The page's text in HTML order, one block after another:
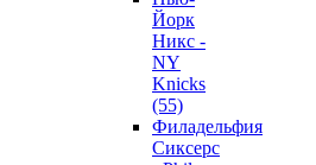
Йорк
Никс -
NY
Knicks
(55)
Филадельфия
Сиксерс